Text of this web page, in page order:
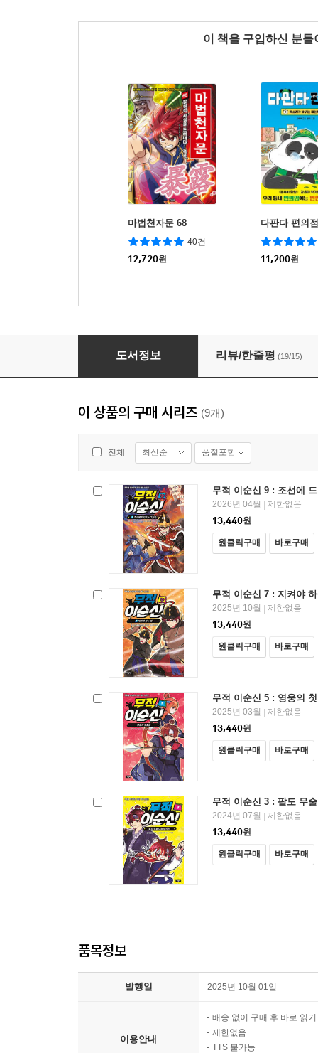
이 책을 구입하신 분
마법천자문 68
40건
12,720원
다판다 편의
11,200원
무적 이순신 7 : 지켜야 하는 것
도서정보 리뷰/한줄평 (19/15)
이 상품의 구매 시리즈 (9개)
전체 최신순 품절포함
무적 이순신 9 : 조선에
2026년 04월 | 제한없음
13,440원
원클릭구매 바로구매
무적 이순신 7 : 지켜야
2025년 10월 | 제한없음
13,440원
원클릭구매 바로구매
무적 이순신 5 : 영웅의
2025년 03월 | 제한없음
13,440원
원클릭구매 바로구매
무적 이순신 3 : 팔도 무
2024년 07월 | 제한없음
13,440원
원클릭구매 바로구매
품목정보
발행일 2025년 10월 01일
이용안내
배송 없이 구매 후 바로 읽기
제한없음
TTS 불가능